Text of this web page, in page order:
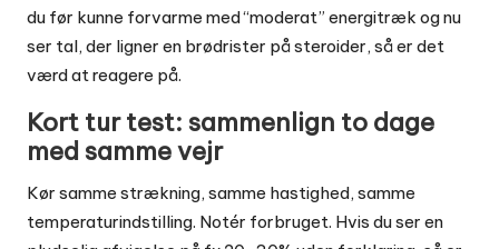
du før kunne forvarme med “moderat” energitræk og nu
ser tal, der ligner en brødrister på steroider, så er det
værd at reagere på.
Kort tur test: sammenlign to dage
med samme vejr
Kør samme strækning, samme hastighed, samme
temperaturindstilling. Notér forbruget. Hvis du ser en